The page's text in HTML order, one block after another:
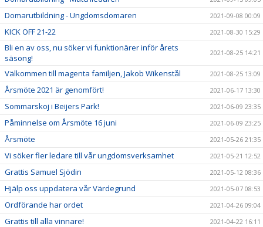
Domarutbildning - Ungdomsdomaren 2021-09-08 00:09
KICK OFF 21-22 2021-08-30 15:29
Bli en av oss, nu söker vi funktionärer inför årets
säsong!
2021-08-25 14:21
Välkommen till magenta familjen, Jakob Wikenstål 2021-08-25 13:09
Årsmöte 2021 är genomfört! 2021-06-17 13:30
Sommarskoj i Beijers Park! 2021-06-09 23:35
Påminnelse om Årsmöte 16 juni 2021-06-09 23:25
Årsmöte 2021-05-26 21:35
Vi söker fler ledare till vår ungdomsverksamhet 2021-05-21 12:52
Grattis Samuel Sjödin 2021-05-12 08:36
Hjälp oss uppdatera vår Värdegrund 2021-05-07 08:53
Ordförande har ordet 2021-04-26 09:04
Grattis till alla vinnare! 2021-04-22 16:11